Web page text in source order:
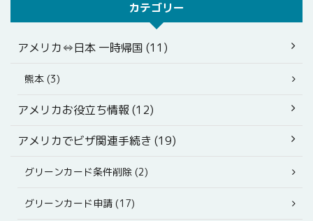
カテゴリー
アメリカ⇔日本 一時帰国 (11)
熊本 (3)
アメリカお役立ち情報 (12)
アメリカでビザ関連手続き (19)
グリーンカード条件削除 (2)
グリーンカード申請 (17)